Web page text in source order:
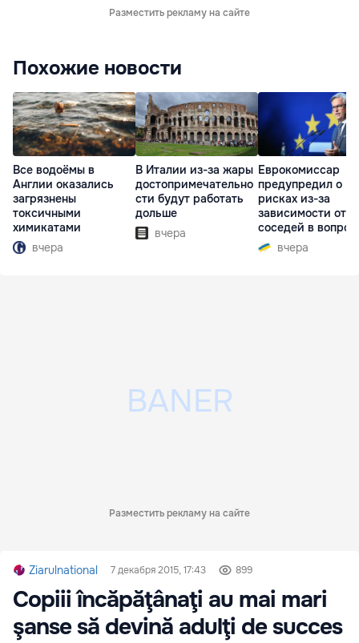
Разместить рекламу на сайте
Похожие новости
Все водоёмы в
Англии оказались
загрязнены
токсичными
химикатами
вчера
В Италии из-за жары
достопримечательно
сти будут работать
дольше
вчера
Еврокомиссар
предупредил о
рисках из-за
зависимости от
соседей в
границ
вчера
Разместить рекламу на сайте
Ziarulnational 7 декабря 2015, 17:43 899
Copiii încăpăţânaţi au mai mari
şanse să devină adulţi de succes